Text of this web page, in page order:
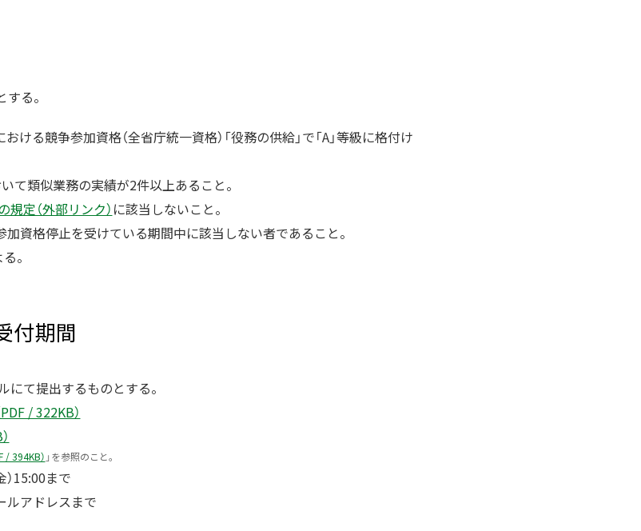
る。
る競争参加資格（全省庁統一資格）「役務の供給」で「A」等級に格付け
て類似業務の実績が2件以上あること。
定（外部リンク） に該当しないこと。
資格停止を受けている期間中に該当しない者であること。
。
付期間
て提出するものとする。
/ 322KB）
/ 394KB） 」を参照のこと。
15:00まで
ルアドレスまで